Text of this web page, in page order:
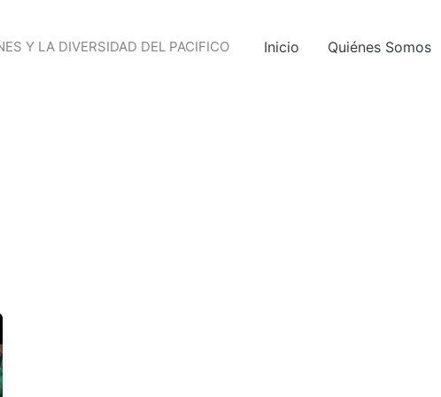
Y LA DIVERSIDAD DEL PACIFICO Inicio Quiénes Somos